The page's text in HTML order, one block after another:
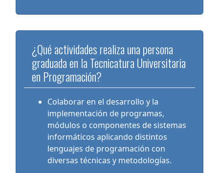
¿Qué actividades realiza una persona
graduada en la Tecnicatura Universitaria
en Programación?
Colaborar en el desarrollo y la
implementación de programas,
módulos o componentes de sistemas
informáticos aplicando distintos
lenguajes de programación con
diversas técnicas y metodologías.